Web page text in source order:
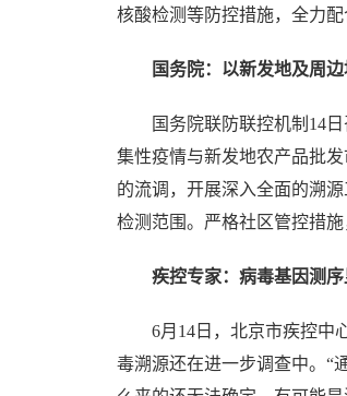
核酸检测等防控措施，全力
国务院：以新发地及周边
国务院联防联控机制14日
集性疫情与新发地农产品批
的流调，开展深入全面的溯
检测范围。严格社区管控措
疾控专家：病毒基因测序
6月14日，北京市疾控中心
毒溯源还在进一步调查中。“